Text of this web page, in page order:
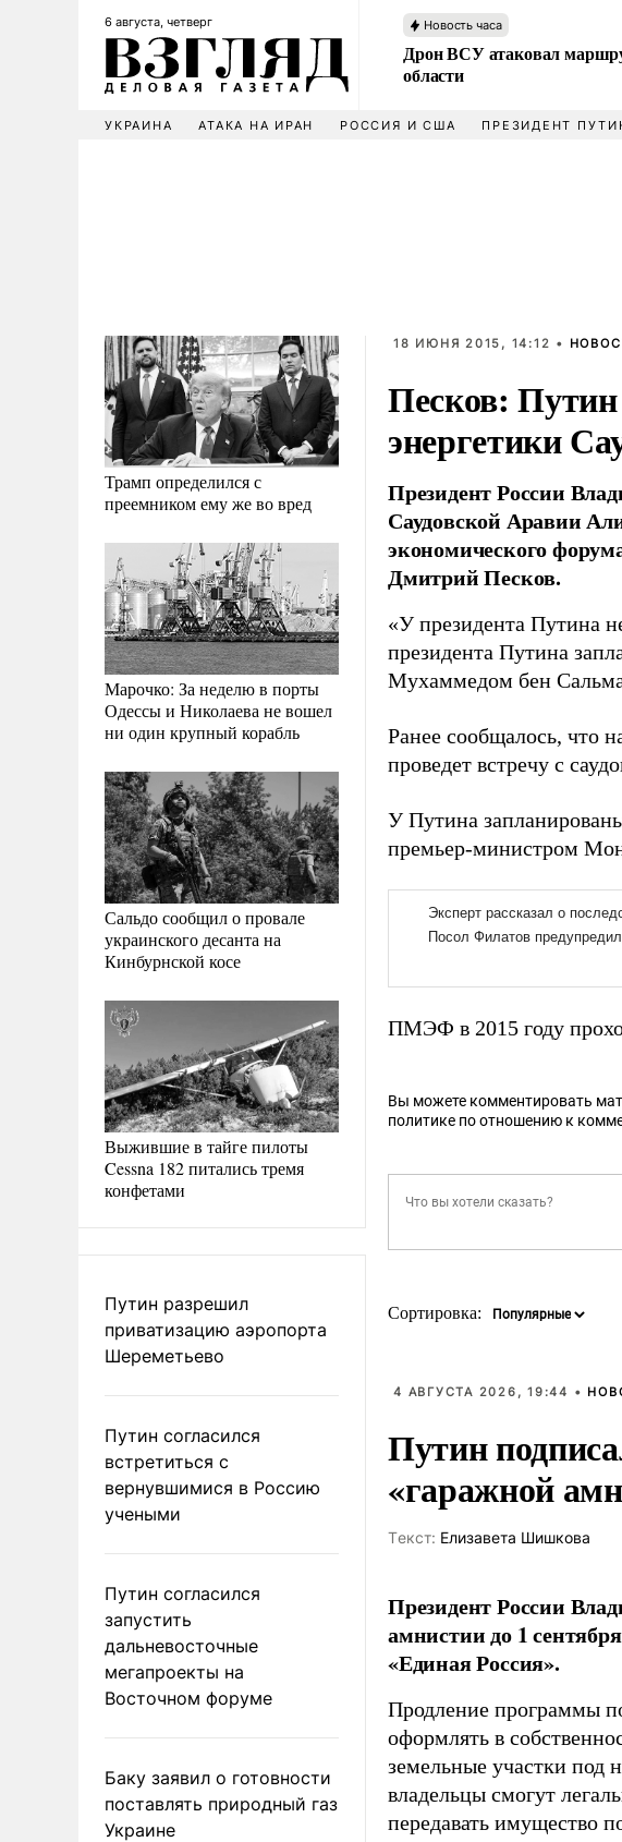
6 августа, четверг Новость часа
Дрон ВСУ атаковал
области
УКРАИНА АТАКА НА ИРАН РОССИЯ И США ПРЕЗИДЕНТ
Трамп определился с
преемником ему же во вред
Марочко: За неделю в порты
Одессы и Николаева не вошел
ни один крупный корабль
Сальдо сообщил о провале
украинского десанта на
Кинбурнской косе
Выжившие в тайге пилоты
Cessna 182 питались тремя
конфетами
Путин разрешил
приватизацию аэропорта
Шереметьево
Путин согласился
встретиться с
вернувшимися в Россию
учеными
Путин согласился
запустить
дальневосточные
мегапроекты на
Восточном форуме
Баку заявил о готовности
поставлять природный газ
Украине
18 ИЮНЯ 2015, 14:12 •
Песков: Путин
энергетики
Президент России
Саудовской Аравии
экономического
Дмитрий Песков.
«У президента Путина
президента Путина
Мухаммедом бен
Ранее сообщалось, что
проведет встречу с
У Путина
премьер-министром
ПМЭФ в 2015 году
Вы можете комментировать
политике по отношению к
Сортировка:
4 АВГУСТА 2026, 19:44 •
Путин
«гаражной
Tекст: Елизавета Шишкова
Президент России
амнистии до 1
«Единая Россия».
Продление программы
оформлять в
земельные участки под
владельцы смогут
передавать имущество